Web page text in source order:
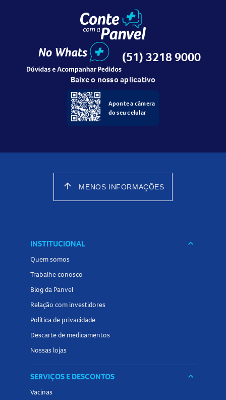
(51) 3218 9000
Baixe o nosso aplicativo
Aponte a câmera
do seu celular
arrow_upward MENOS INFORMAÇÕES
INSTITUCIONAL keyboard_arrow_down
Quem somos
Trabalhe conosco
Blog da Panvel
Relação com investidores
Política de privacidade
Descarte de medicamentos
Nossas lojas
SERVIÇOS E DESCONTOS keyboard_arrow_down
Vacinas